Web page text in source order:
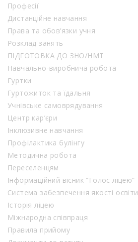
Професії
Дистанційне навчання
Права та обов’язки учня
Розклад занять
ПІДГОТОВКА ДО ЗНО/НМТ
Навчально-виробнича робота
Гуртки
Гуртожиток та їдальня
Учнівське самоврядування
Центр кар’єри
Інклюзивне навчання
Профілактика булінгу
Методична робота
Переселенцям
Інформаційний вісник “Голос ліцею”
Система забезпечення якості освіти
Історія ліцею
Міжнародна співпраця
Правила прийому